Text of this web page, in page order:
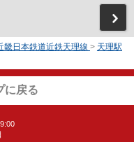
畿日本鉄道近鉄天理線 > 天理駅
に戻る